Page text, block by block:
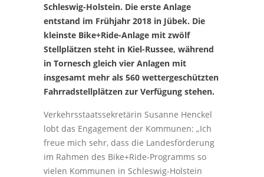
Schleswig-Holstein. Die erste Anlage
entstand im Frühjahr 2018 in Jübek. Die
kleinste Bike+Ride-Anlage mit zwölf
Stellplätzen steht in Kiel-Russee, während
in Tornesch gleich vier Anlagen mit
insgesamt mehr als 560 wettergeschützten
Fahrradstellplätzen zur Verfügung stehen.
Verkehrsstaatssekretärin Susanne Henckel
lobt das Engagement der Kommunen: „Ich
freue mich sehr, dass die Landesförderung
im Rahmen des Bike+Ride-Programms so
vielen Kommunen in Schleswig-Holstein